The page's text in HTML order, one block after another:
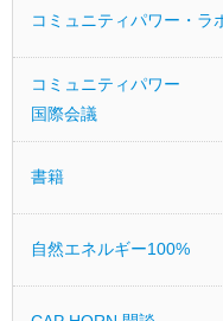
コミュニティパワー・ラ
コミュニティパワー
国際会議
書籍
自然エネルギー100%